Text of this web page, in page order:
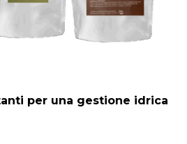
per una gestione idrica